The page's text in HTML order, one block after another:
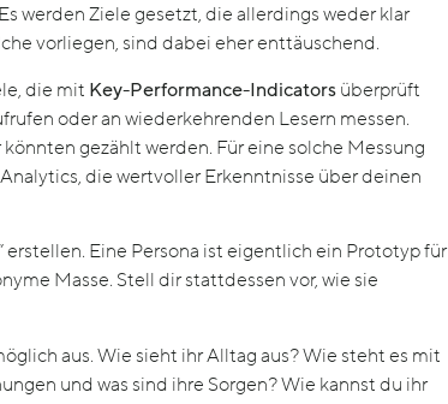
werden Ziele gesetzt, die allerdings weder klar
vorliegen, sind dabei eher enttäuschend.
die mit Key-Performance-Indicatorsüberprüft
oder an wiederkehrenden Lesern messen.
gezählt werden. Für eine solche Messung
die wertvoller Erkenntnisse über deinen
erstellen. Eine Persona ist eigentlich ein Prototyp für
Masse. Stell dir stattdessen vor, wie sie
aus. Wie sieht ihr Alltag aus? Wie steht es mit
und was sind ihre Sorgen? Wie kannst du ihr